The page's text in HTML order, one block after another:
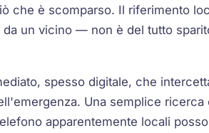
che è scomparso. Il riferimento
un vicino — non è del tutto
spesso digitale, che
Una semplice ricerca
apparentemente locali